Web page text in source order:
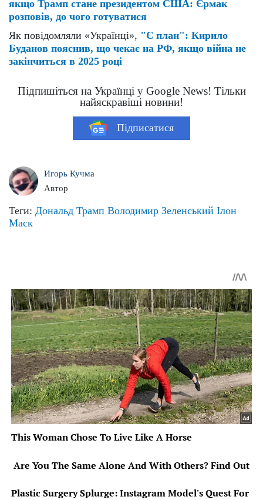
якщо Трамп стане президентом США: Єрмак
розповів, до чого готуватися
Як повідомляли «Українці», "Є план": Кирило
Буданов пояснив, що чекає на РФ, якщо війна не
закінчиться в 2025 році
Підпишіться на Українці у Google News! Тільки
найяскравіші новини!
Підписатися
Игорь Кучма
Автор
Теги: Дональд Трамп Володимир Зеленський Ілон
Маск